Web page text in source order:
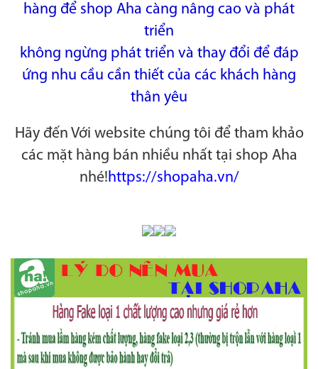
hàng để shop Aha càng nâng cao và phát
triển
không ngừng phát triển và thay đổi để đáp
ứng nhu cầu cần thiết của các khách hàng
thân yêu
Hãy đến Với website chúng tôi để tham khảo
các mặt hàng bán nhiều nhất tại shop Aha
nhé!https://shopaha.vn/